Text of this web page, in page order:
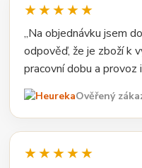
★★★★★
„Na objednávku jsem
odpověď, že je zboží k
pracovní dobu a provoz
Ověřený
★★★★★